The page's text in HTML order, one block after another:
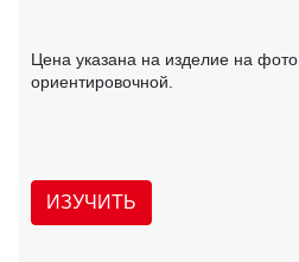
Цена указана на изделие на
ориентировочной.
ИЗУЧИТЬ